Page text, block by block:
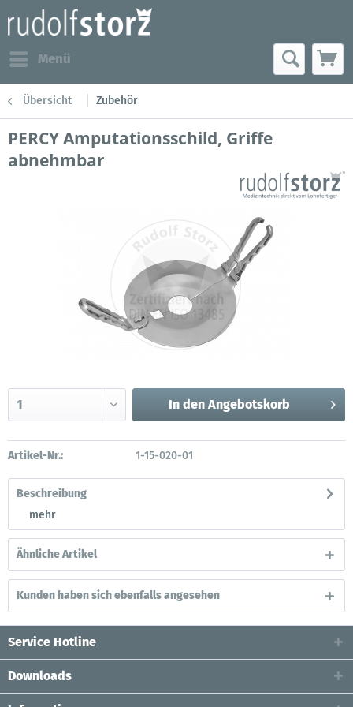
Menü
Übersicht Zubehör
PERCY Amputationsschild, Griffe
abnehmbar
In den Angebotskorb
Artikel-Nr.: 1-15-020-01
Beschreibung
mehr
Ähnliche Artikel
Kunden haben sich ebenfalls angesehen
Service Hotline
Downloads